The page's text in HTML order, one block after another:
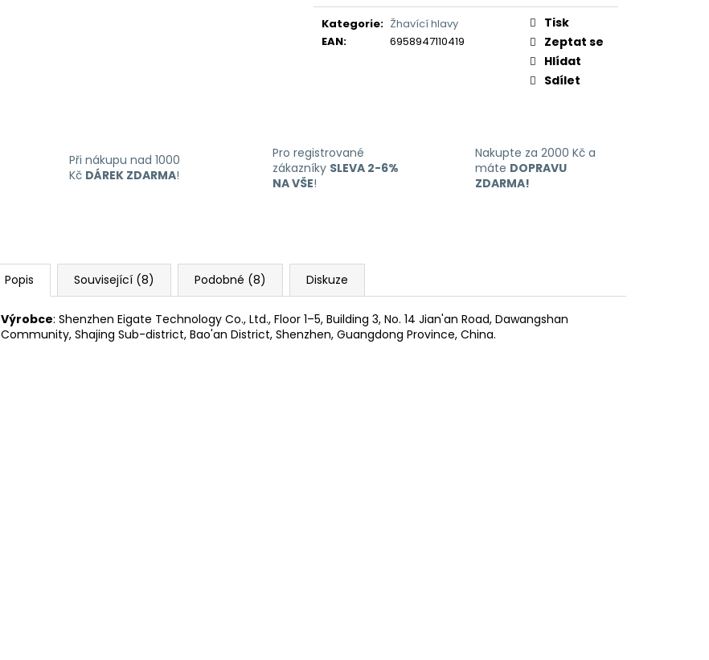
cena:
Kategorie: Žhavící hlavy
EAN: 6958947110419
Tisk
Zeptat se
Hlídat
Sdílet
Při nákupu nad 1000
Kč DÁREK ZDARMA!
Pro registrované
zákazníky SLEVA 2-6%
NA VŠE!
Nakupte za 2000 Kč a
máte DOPRAVU
ZDARMA!
Popis Související (8) Podobné (8) Diskuze
Výrobce: Shenzhen Eigate Technology Co., Ltd., Floor 1–5, Building 3, No. 14 Jian'an Road, Dawangshan
Community, Shajing Sub-district, Bao'an District, Shenzhen, Guangdong Province, China.